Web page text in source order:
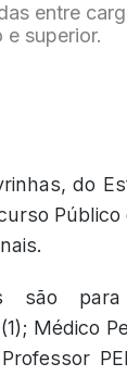
entre
superior.
do
são
Médico